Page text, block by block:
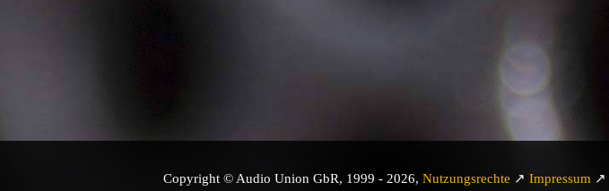
Copyright © Audio Union GbR, 1999 - 2026, Nutzungsrechte ↗ Impressum ↗